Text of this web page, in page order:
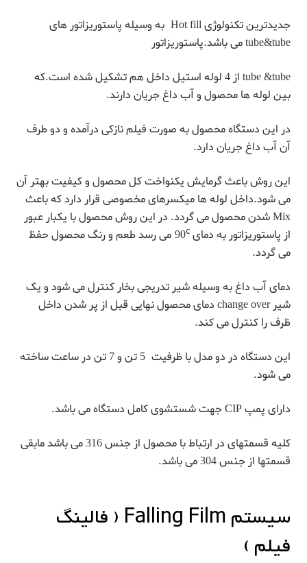
جدیدترین تکنولوژی Hot fill به وسیله پاستوریزاتور های
tube&tube می باشد.پاستوریزاتور
tube &tube از 4 لوله استیل داخل هم تشکیل شده است.که
بین لوله ها محصول و آب داغ جریان دارند.
در این دستگاه محصول به صورت فیلم نازکی درآمده و دو طرف
آن آب داغ جریان دارد.
این روش باعث گرمایش یکنواخت کل محصول و کیفیت بهتر آن
می شود.داخل لوله ها میکسرهای مخصوصی قرار دارد که باعث
Mix شدن محصول می گردد. در این روش محصول با یکبار عبور
از پاستوریزاتور به دمای 90 c
می رسد طعم و رنگ محصول حفظ
می گردد.
دمای آب داغ به وسیله شیر تدریجی بخار کنترل می شود و یک
شیر change over دمای محصول نهایی قبل از پر شدن داخل
ظرف را کنترل می کند.
این دستگاه در دو مدل با ظرفیت 5 تن و 7 تن در ساعت ساخته
می شود.
دارای پمپ CIP جهت شستشوی کامل دستگاه می باشد.
کلیه قسمتهای در ارتباط با محصول از جنس 316 می باشد مابقی
قسمتها از جنس 304 می باشد.
سیستم Falling Film (
فالینگ
فیلم )